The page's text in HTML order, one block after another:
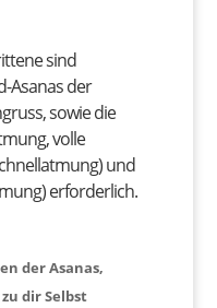
sind
Asanas der
sowie die
volle
und
erforderlich.
der Asanas,
dir Selbst